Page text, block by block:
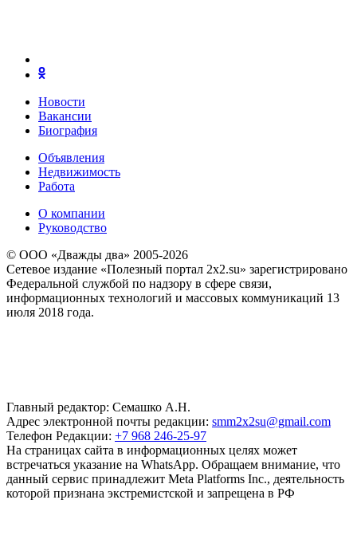
Новости
Вакансии
Биография
Объявления
Недвижимость
Работа
О компании
Руководство
© ООО «Дважды два» 2005-2026
Сетевое издание «Полезный портал 2x2.su» зарегистрировано
Федеральной службой по надзору в сфере связи,
информационных технологий и массовых коммуникаций 13
июля 2018 года.
Главный редактор: Семашко А.Н.
Адрес электронной почты редакции: smm2x2su@gmail.com
Телефон Редакции: +7 968 246-25-97
На страницах сайта в информационных целях может
встречаться указание на WhatsApp. Обращаем внимание, что
данный сервис принадлежит Meta Platforms Inc., деятельность
которой признана экстремистской и запрещена в РФ